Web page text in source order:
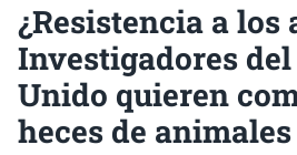
¿Resistencia a
Investigadores
Unido quieren
heces de animales